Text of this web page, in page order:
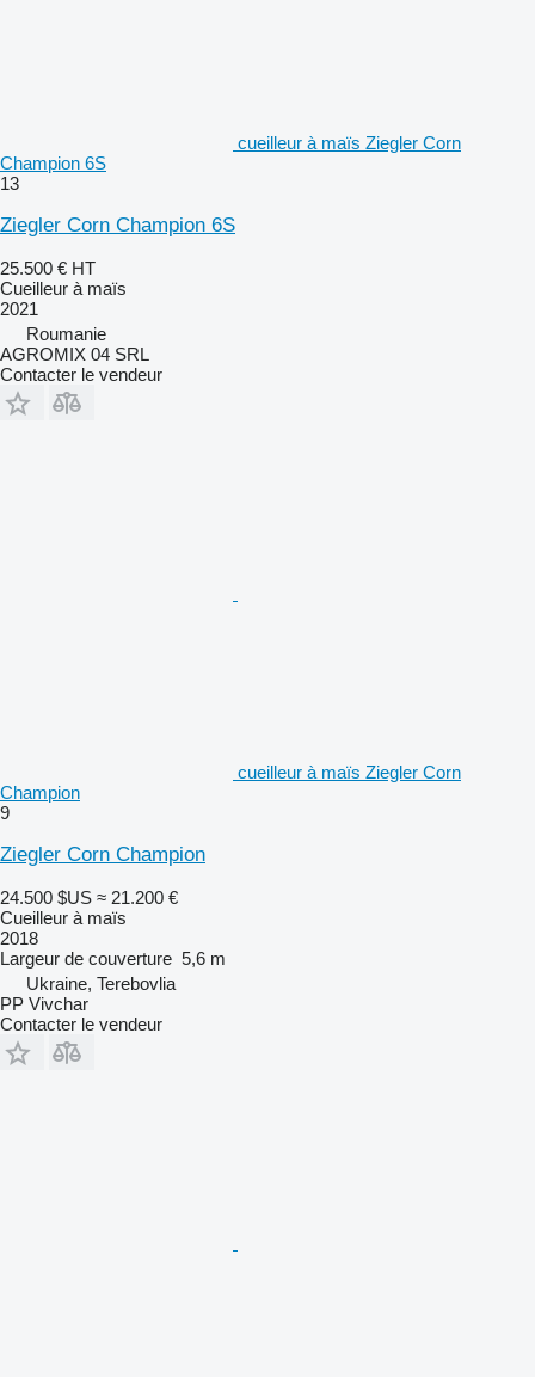
cueilleur à maïs Ziegler Corn
Champion 6S
13
Ziegler Corn Champion 6S
25.500 € HT
Cueilleur à maïs
2021
Roumanie
AGROMIX 04 SRL
Contacter le vendeur
cueilleur à maïs Ziegler Corn
Champion
9
Ziegler Corn Champion
24.500 $US ≈ 21.200 €
Cueilleur à maïs
2018
Largeur de couverture 5,6 m
Ukraine, Terebovlia
PP Vivchar
Contacter le vendeur